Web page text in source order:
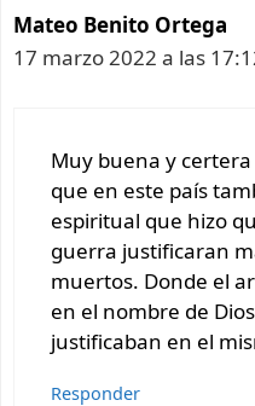
Mateo Benito Ortega
17 marzo 2022 a las
Muy buena y
que en este país
espiritual que hizo
guerra justificaran
muertos. Donde el
en el nombre de
justificaban en el
Responder